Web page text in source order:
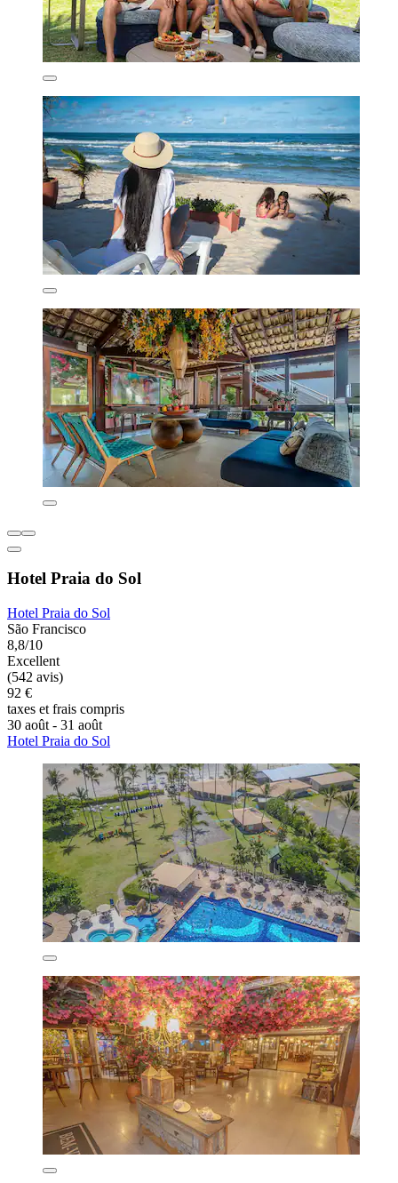
Hotel Praia do Sol
Hotel Praia do Sol
São Francisco
8,8/10
Excellent
(542 avis)
92 €
taxes et frais compris
30 août - 31 août
Hotel Praia do Sol